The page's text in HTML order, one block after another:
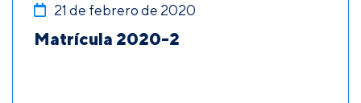
21 de febrero de 2020
Matrícula 2020-2